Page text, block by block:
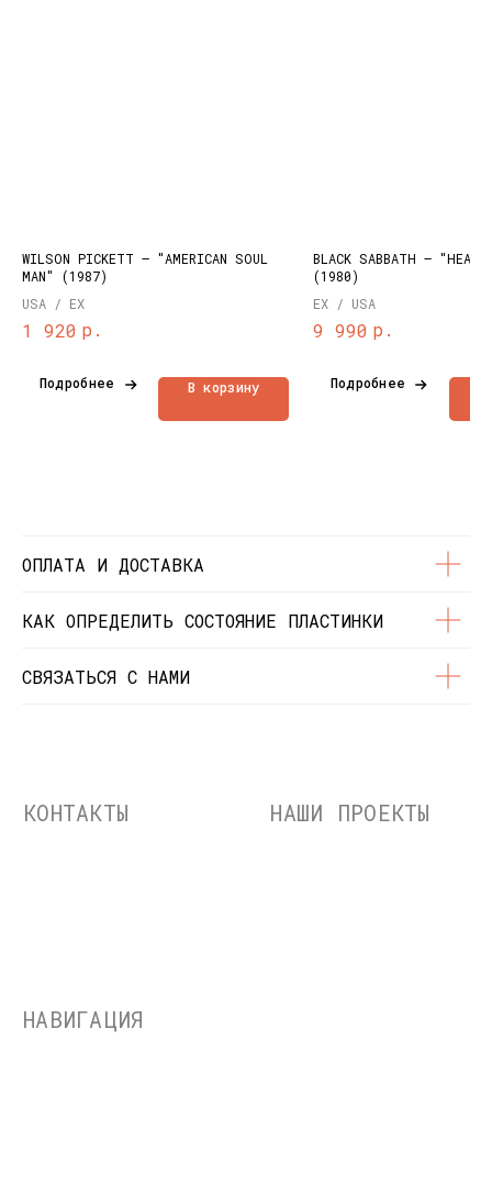
WILSON PICKETT – "AMERICAN SOUL
MAN" (1987)
USA / EX
1 920 р.
Подробнее В корзину
BLACK SABBATH –
(1980)
EX / USA
9 990 р.
Подробнее
ОПЛАТА И ДОСТАВКА
КАК ОПРЕДЕЛИТЬ СОСТОЯНИЕ ПЛАСТИНКИ
СВЯЗАТЬСЯ С НАМИ
Каталог
Доставка и оплата
О нас
Контакты
конфиденциальности
© Dustybeats.ru Интернет-магазин
Публичная оферта